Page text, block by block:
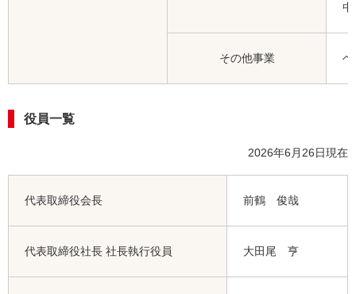
中
その他事業 ヘ
役員一覧
2026年6月26日現在
代表取締役会長 前鶴 俊哉
代表取締役社長 社長執行役員 大田尾 亨